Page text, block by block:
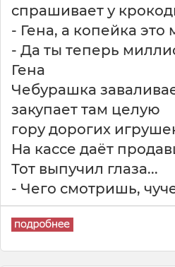
спрашивает у
- Гена, а копейка
- Да ты теперь
Гена
Чебурашка
закупает там целую
гору дорогих
На кассе даёт
Тот выпучил глаза...
- Чего смотришь,